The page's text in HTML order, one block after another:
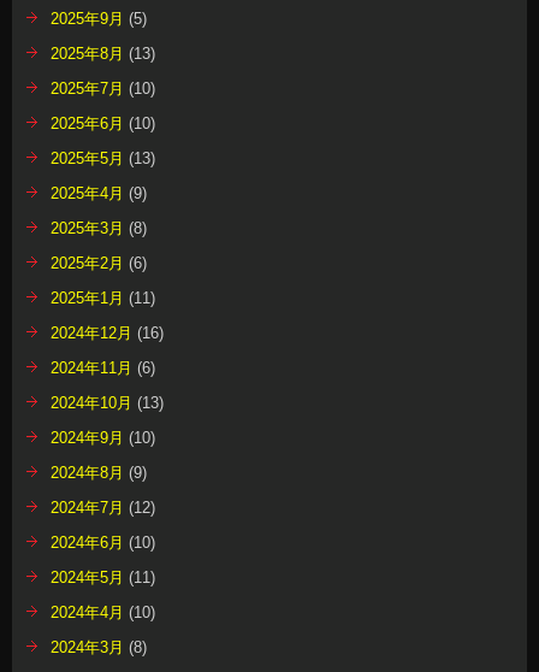
2025年9月 (5)
2025年8月 (13)
2025年7月 (10)
2025年6月 (10)
2025年5月 (13)
2025年4月 (9)
2025年3月 (8)
2025年2月 (6)
2025年1月 (11)
2024年12月 (16)
2024年11月 (6)
2024年10月 (13)
2024年9月 (10)
2024年8月 (9)
2024年7月 (12)
2024年6月 (10)
2024年5月 (11)
2024年4月 (10)
2024年3月 (8)